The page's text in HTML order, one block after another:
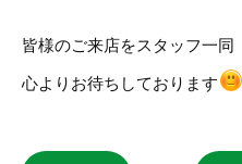
皆様のご来店をスタッフ一同
心よりお待ちしております